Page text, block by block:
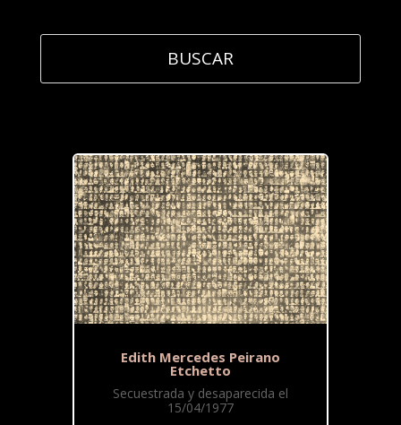
Edith Mercedes Peirano
Etchetto
Secuestrada y desaparecida el
15/04/1977